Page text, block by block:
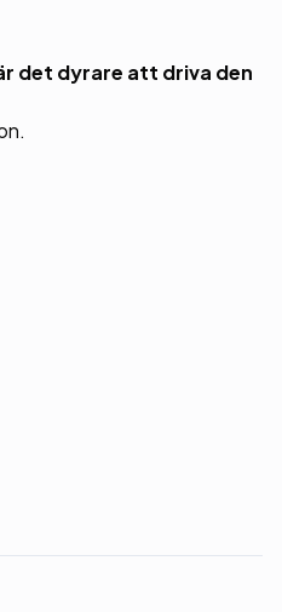
det dyrare att driva den